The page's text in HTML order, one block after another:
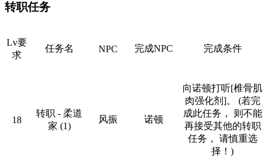
转职任务
Lv要
求
任务名 NPC 完成NPC 完成条件
18
转职 - 柔道
家 (1)
风振 诺顿
向诺顿打听[椎骨肌
肉强化剂]。 (若完
成此任务， 则不能
再接受其他的转职
任务， 请慎重选
择！)